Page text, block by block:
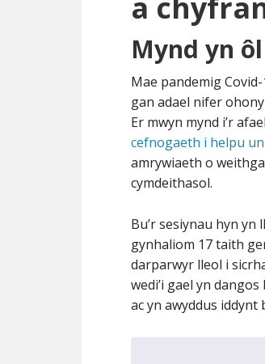
Mynd yn
Mae pandemig
gan adael nifer
Er mwyn mynd i’r
cefnogaeth i helpu
amrywiaeth o
cymdeithasol.
Bu’r sesiynau hyn
gynhaliom 17 taith
darparwyr lleol i
wedi’i gael yn
ac yn awyddus iddynt